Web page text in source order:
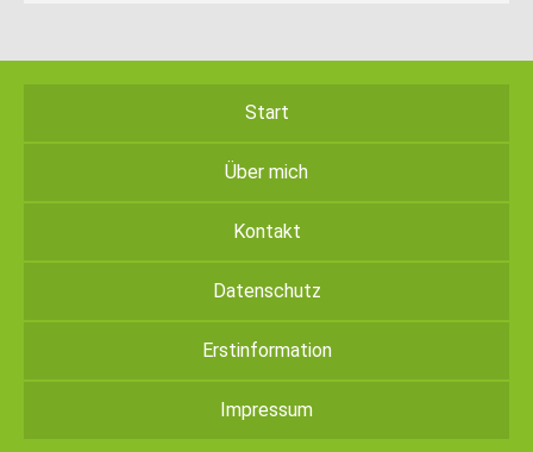
Start
Über mich
Kontakt
Datenschutz
Erstinformation
Impressum